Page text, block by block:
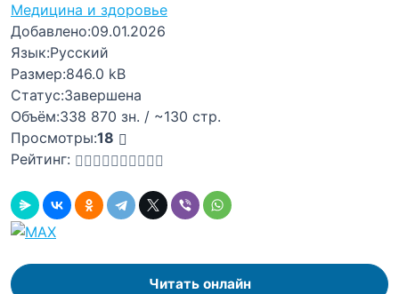
Медицина и здоровье
Добавлено:09.01.2026
Язык:Русский
Размер:846.0 kB
Статус:Завершена
Объём:338 870 зн. / ~130 стр.
Просмотры:18
Рейтинг:
Читать онлайн